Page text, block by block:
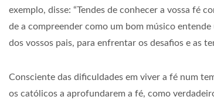
exemplo, disse: “Tendes de conhecer a vossa fé
de a compreender como um bom músico
dos vossos pais, para enfrentar os desafios e as
Consciente das dificuldades em viver a fé num
os católicos a aprofundarem a fé, como